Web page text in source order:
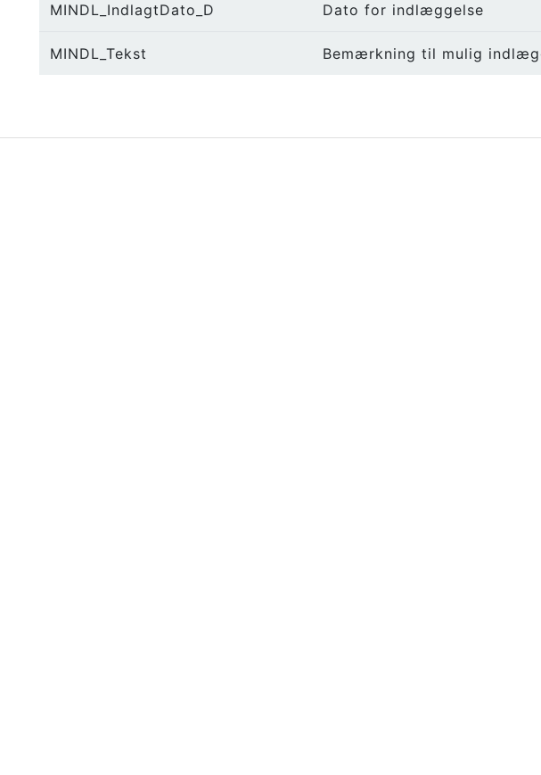
MINDL_IndlagtDato_D Dato for indlæggelse
MINDL_Tekst Bemærkning til mulig